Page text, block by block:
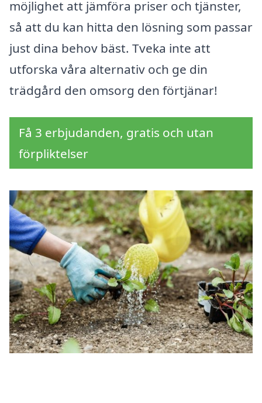
möjlighet att jämföra priser och tjänster,
så att du kan hitta den lösning som passar
just dina behov bäst. Tveka inte att
utforska våra alternativ och ge din
trädgård den omsorg den förtjänar!
Få 3 erbjudanden, gratis och utan
förpliktelser